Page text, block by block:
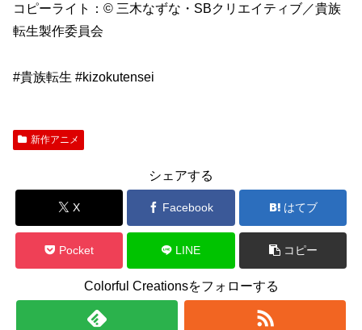
コピーライト：© 三木なずな・SBクリエイティブ／貴族
転生製作委員会
#貴族転生 #kizokutensei
新作アニメ
シェアする
X Facebook はてブ
Pocket LINE コピー
Colorful Creationsをフォローする